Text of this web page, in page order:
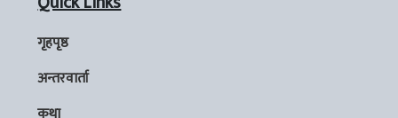
गृहपृष्ठ
अन्तरवार्ता